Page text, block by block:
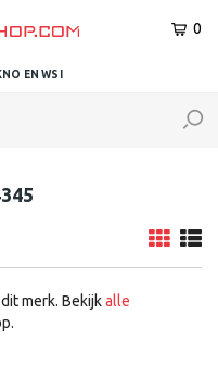
0
EN WSI
merk. Bekijkalle